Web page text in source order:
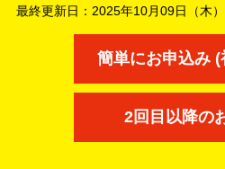
最終更新日： 2025年10月09日（木）
簡単にお申込み (
2回目以降の